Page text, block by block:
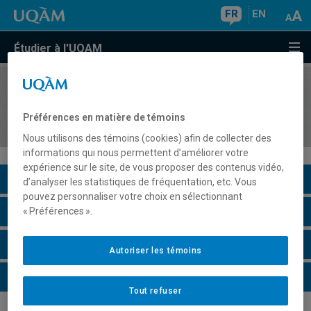
FR EN
Étudier à l'UQAM
COURS//
technique
Description du cours
Horaire - Été 2026
Horaire - Automne 2026
Horaire - Hiver 2027
Préférences en matière de témoins
Nous utilisons des témoins (cookies) afin de collecter des
informations qui nous permettent d’améliorer votre
expérience sur le site, de vous proposer des contenus vidéo,
d’analyser les statistiques de fréquentation, etc. Vous
pouvez personnaliser votre choix en sélectionnant
« Préférences ».
Tout refuser
Autoriser les témoins